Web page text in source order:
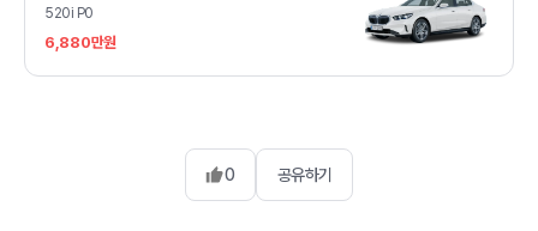
520i P0
6,880만원
0 공유하기